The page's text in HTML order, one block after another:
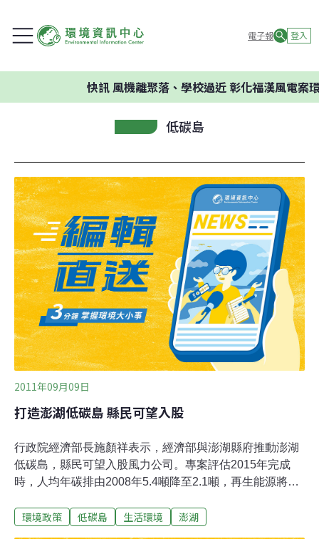
電子報 登入
風機離聚落、學校過近 彰化福漢風電案環委建
低碳島
2011年09月09日
打造澎湖低碳島 縣民可望入股
行政院經濟部長施顏祥表示，經濟部與澎湖縣府推動澎湖
低碳島，縣民可望入股風力公司。專案評估2015年完成
時，人均年碳排由2008年5.4噸降至2.1噸，再生能源將占
相關專案推動中，金門由環保署負責，澎湖由經濟部負
環境政策 低碳島 生活環境 澎湖